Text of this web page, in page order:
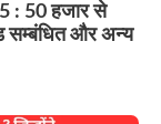
: 50 हजार से
सम्बंधित और अन्य